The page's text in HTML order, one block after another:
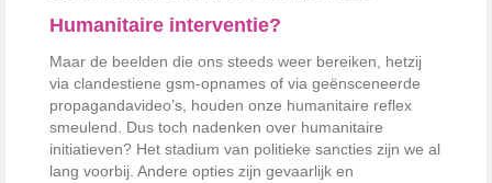
Humanitaire interventie?
Maar de beelden die ons steeds weer bereiken, hetzij
via clandestiene gsm-opnames of via geënsceneerde
propagandavideo’s, houden onze humanitaire reflex
smeulend. Dus toch nadenken over humanitaire
initiatieven? Het stadium van politieke sancties zijn we al
lang voorbij. Andere opties zijn gevaarlijk en